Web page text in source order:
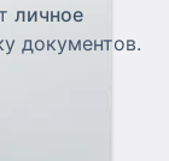
личное
документов.